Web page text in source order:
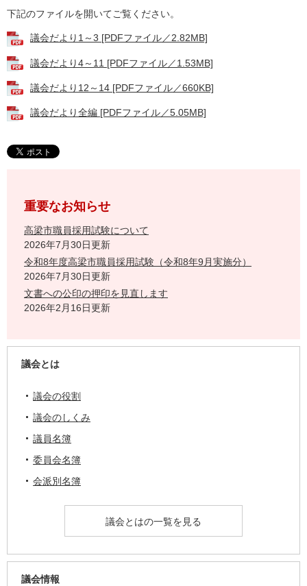
下記のファイルを開いてご覧ください。
議会だより1～3 [PDFファイル／2.82MB]
議会だより4～11 [PDFファイル／1.53MB]
議会だより12～14 [PDFファイル／660KB]
議会だより全編 [PDFファイル／5.05MB]
重要なお知らせ
高梁市職員採用試験について
2026年7月30日更新
令和8年度高梁市職員採用試験（令和8年9月実施分）
2026年7月30日更新
文書への公印の押印を見直します
2026年2月16日更新
議会とは
議会の役割
議会のしくみ
議員名簿
委員会名簿
会派別名簿
議会とはの一覧を見る
議会情報